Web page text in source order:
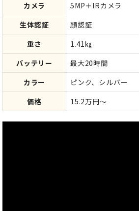
カメラ
5MP＋IRカメラ
生体認証
顔認証
重さ
1.41㎏
バッテリー
最大20時間
カラー
ピンク、シルバー
価格
15.2万円～